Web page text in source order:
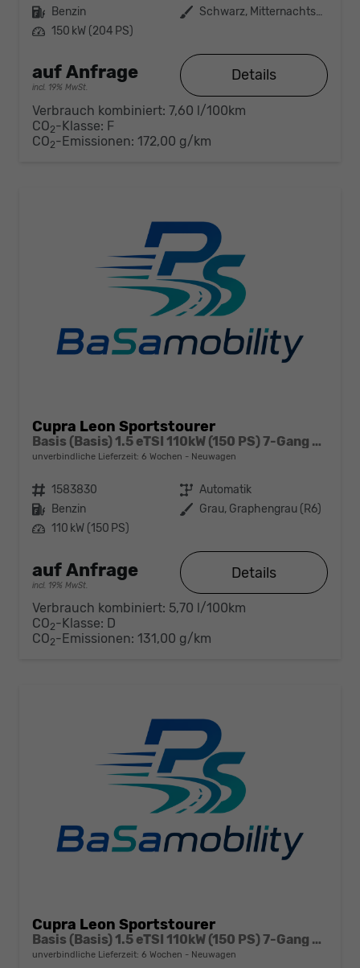
Kraftstoff Benzin Außenfarbe
Schwarz, Mitternachtsschwarz (0E)
Leistung 150 kW (204 PS)
auf Anfrage
incl. 19% MwSt.
Details
Verbrauch kombiniert: 7,60 l/100km
CO2-Klasse: F
CO2-Emissionen: 172,00 g/km
Cupra Leon Sportstourer
Basis (Basis) 1.5 eTSI 110kW (150 PS) 7-Gang DSG
unverbindliche Lieferzeit: 6 Wochen Neuwagen
Fahrzeugnr. 1583830 Getriebe Automatik
Kraftstoff Benzin Außenfarbe Grau, Graphengrau (R6)
Leistung 110 kW (150 PS)
auf Anfrage
incl. 19% MwSt.
Details
Verbrauch kombiniert: 5,70 l/100km
CO2-Klasse: D
CO2-Emissionen: 131,00 g/km
Cupra Leon Sportstourer
Basis (Basis) 1.5 eTSI 110kW (150 PS) 7-Gang DSG
unverbindliche Lieferzeit: 6 Wochen Neuwagen